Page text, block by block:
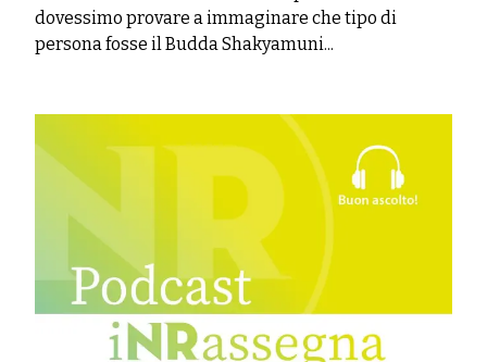
dovessimo provare a immaginare che tipo di
persona fosse il Budda Shakyamuni...